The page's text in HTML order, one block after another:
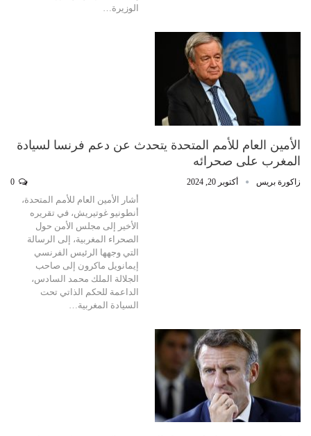
الوزيرة…
الأمين العام للأمم المتحدة يتحدث عن دعم فرنسا لسيادة
المغرب على صحرائه
زاكورة بريس أكتوبر 20, 2024
أشار الأمين العام للأمم المتحدة،
أنطونيو غوتيريش، في تقريره
الأخير إلى مجلس الأمن حول
الصحراء المغربية، إلى الرسالة
التي وجهها الرئيس الفرنسي
إيمانويل ماكرون إلى صاحب
الجلالة الملك محمد السادس،
الداعمة للحكم الذاتي تحت
السيادة المغربية…